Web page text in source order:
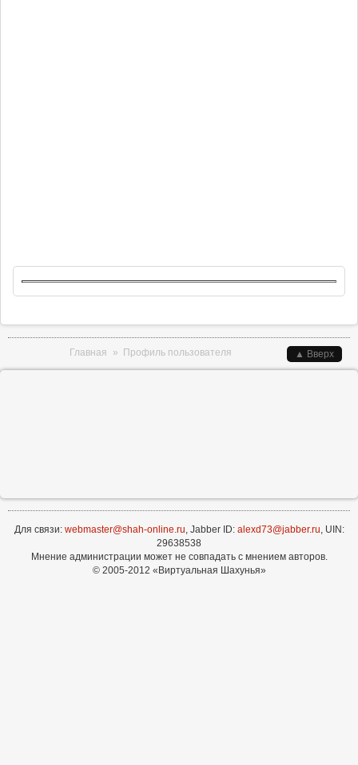
Главная » Профиль пользователя ▲ Вверх
Для связи: webmaster@shah-online.ru, Jabber ID: alexd73@jabber.ru, UIN:
29638538
Мнение администрации может не совпадать с мнением авторов.
© 2005-2012 «Виртуальная Шахунья»